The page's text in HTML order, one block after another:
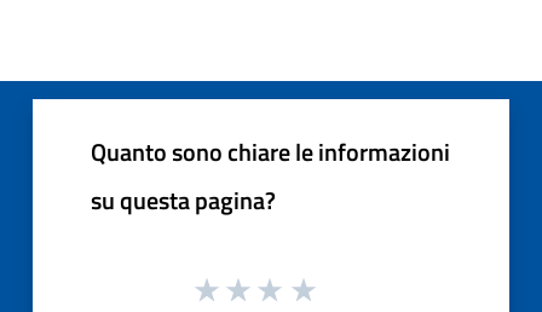
Quanto sono chiare le informazioni
su questa pagina?